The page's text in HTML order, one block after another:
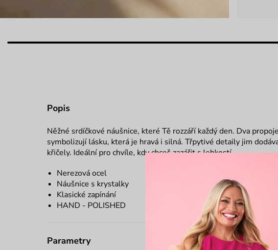
Popis
Něžné srdíčkové náušnice, které Tě rozzáří každý den. Dva
symbolizují lásku, která je hravá i silná. Třpytivé detaily jim
křičely. Ideální pro chvíle, kdy chceš zazářit s lehkostí.
Nerezová ocel
Náušnice s krystalky
Klasické zapínání
HAND - POLISHED
Parametry